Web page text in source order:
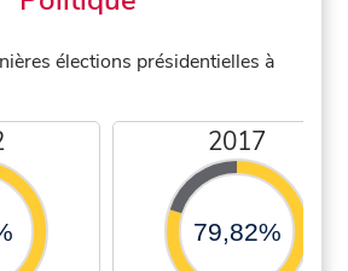
élections présidentielles à
2017
79,82%